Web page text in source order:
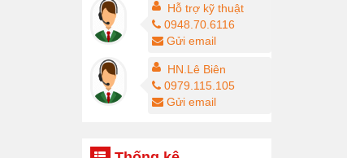
Hỗ trợ kỹ thuật
0948.70.6116
Gửi email
HN.Lê Biên
0979.115.105
Gửi email